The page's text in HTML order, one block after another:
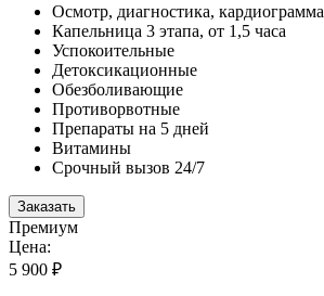
Осмотр, диагностика, кардиограмма
Капельница 3 этапа, от 1,5 часа
Успокоительные
Детоксикационные
Обезболивающие
Противорвотные
Препараты на 5 дней
Витамины
Срочный вызов 24/7
Заказать
Премиум
Цена:
5 900 ₽